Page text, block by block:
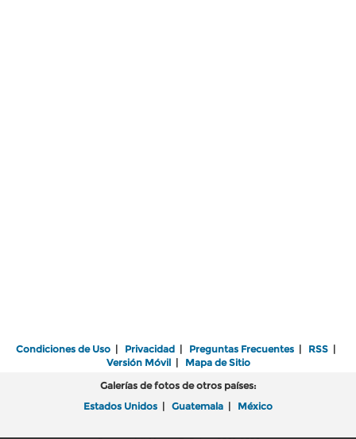
Condiciones de Uso | Privacidad | Preguntas Frecuentes | RSS |
Versión Móvil| Mapa de Sitio
Galerías de fotos de otros países:
Estados Unidos | Guatemala | México